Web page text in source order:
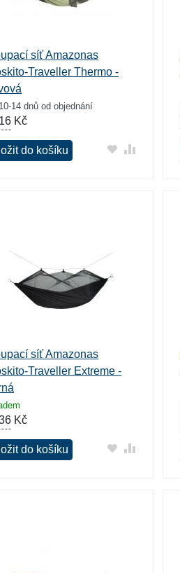
síť Amazonas
Traveller Thermo -
14 dnů od objednání
Kč
do košíku
síť Amazonas
Traveller Extreme -
Kč
do košíku